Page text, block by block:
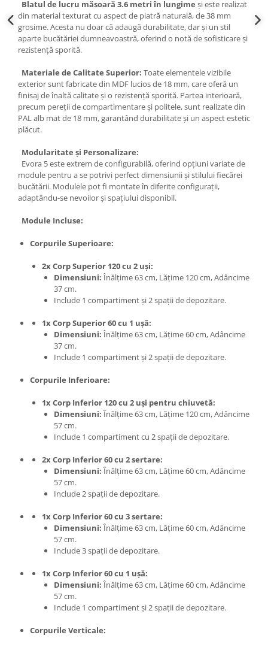
Blatul de lucru măsoară 3.6 metri în lungime și este realizat
din material texturat cu aspect de piatră naturală, de 38 mm
grosime. Acesta nu doar că adaugă durabilitate, dar și un stil
aparte bucătăriei dumneavoastră, oferind o notă de sofisticare și
rezistență sporită.
Materiale de Calitate Superior: Toate elementele vizibile
exterior sunt fabricate din MDF lucios de 18 mm, care oferă un
finisaj de înaltă calitate și o rezistență sporită. Partea interioară,
precum pereții de compartimentare și politele, sunt realizate din
PAL alb mat de 18 mm, garantând durabilitate și un aspect estetic
plăcut.
Modularitate și Personalizare:
Evora 5 este extrem de configurabilă, oferind opțiuni variate de
module pentru a se potrivi perfect dimensiunii și stilului fiecărei
bucătării. Modulele pot fi montate în diferite configurații,
adaptându-se nevoilor și spațiului disponibil.
Module Incluse:
Corpurile Superioare:
2x Corp Superior 120 cu 2 uși:
Dimensiuni: Înălțime 63 cm, Lățime 120 cm, Adâncime
37 cm.
Include 1 compartiment și 2 spații de depozitare.
1x Corp Superior 60 cu 1 ușă:
Dimensiuni: Înălțime 63 cm, Lățime 60 cm, Adâncime
37 cm.
Include 1 compartiment și 2 spații de depozitare.
Corpurile Inferioare:
1x Corp Inferior 120 cu 2 uși pentru chiuvetă:
Dimensiuni: Înălțime 63 cm, Lățime 120 cm, Adâncime
57 cm.
Include 1 compartiment cu 2 spații de depozitare.
2x Corp Inferior 60 cu 2 sertare:
Dimensiuni: Înălțime 63 cm, Lățime 60 cm, Adâncime
57 cm.
Include 2 spații de depozitare.
1x Corp Inferior 60 cu 3 sertare:
Dimensiuni: Înălțime 63 cm, Lățime 60 cm, Adâncime
57 cm.
Include 3 spații de depozitare.
1x Corp Inferior 60 cu 1 ușă:
Dimensiuni: Înălțime 63 cm, Lățime 60 cm, Adâncime
57 cm.
Include 1 compartiment și 2 spații de depozitare.
Corpurile Verticale: